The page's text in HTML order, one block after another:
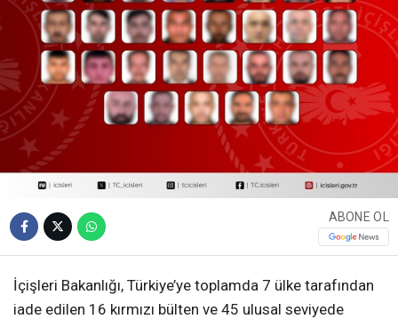
ABONE OL
İçişleri Bakanlığı, Türkiye’ye toplamda 7 ülke tarafından
iade edilen 16 kırmızı bülten ve 45 ulusal seviyede